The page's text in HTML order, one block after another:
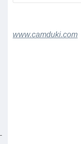
www.camduki.com